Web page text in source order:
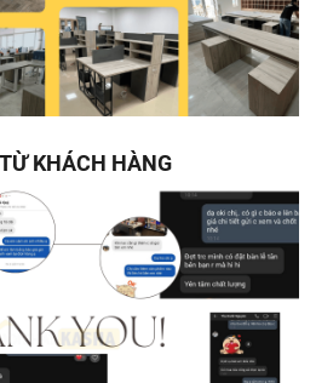
KHÁCH HÀNG